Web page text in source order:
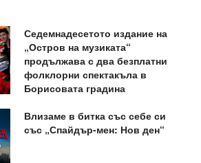
Седемнадесетото издание на
„Остров на музиката“
продължава с два безплатни
фолклорни спектакъла в
Борисовата градина
Влизаме в битка със себе си
със „Спайдър-мен: Нов ден“